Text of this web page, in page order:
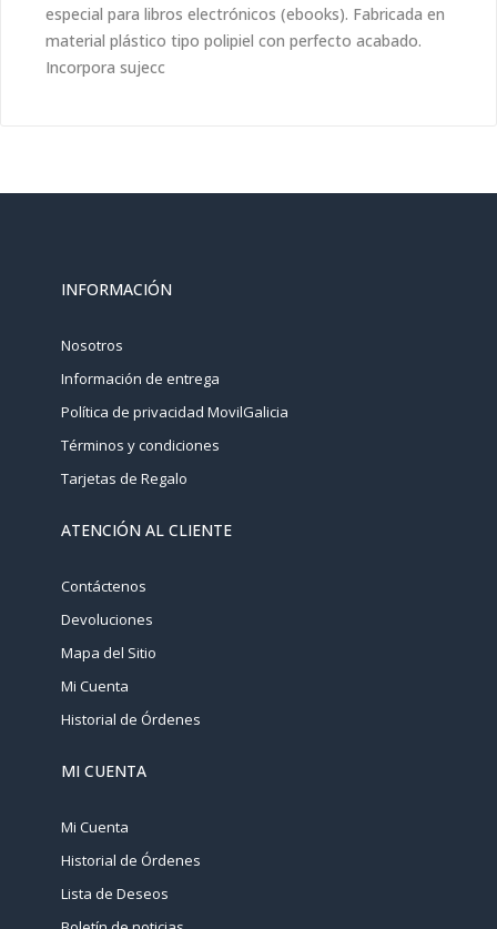
especial para libros electrónicos (ebooks). Fabricada en
material plástico tipo polipiel con perfecto acabado.
Incorpora sujecc
INFORMACIÓN
Nosotros
Información de entrega
Política de privacidad MovilGalicia
Términos y condiciones
Tarjetas de Regalo
ATENCIÓN AL CLIENTE
Contáctenos
Devoluciones
Mapa del Sitio
Mi Cuenta
Historial de Órdenes
MI CUENTA
Mi Cuenta
Historial de Órdenes
Lista de Deseos